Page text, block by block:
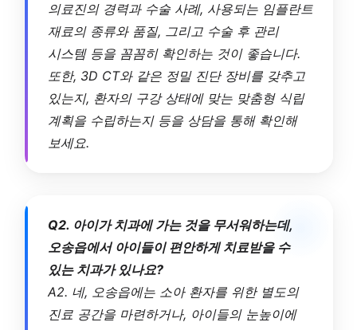
의료진의 경력과 수술 사례, 사용되는 임플란트
재료의 종류와 품질, 그리고 수술 후 관리
시스템 등을 꼼꼼히 확인하는 것이 좋습니다.
또한, 3D CT와 같은 정밀 진단 장비를 갖추고
있는지, 환자의 구강 상태에 맞는 맞춤형 식립
계획을 수립하는지 등을 상담을 통해 확인해
보세요.
Q2. 아이가 치과에 가는 것을 무서워하는데,
오송읍에서 아이들이 편안하게 치료받을 수
있는 치과가 있나요?
A2. 네, 오송읍에는 소아 환자를 위한 별도의
진료 공간을 마련하거나, 아이들의 눈높이에